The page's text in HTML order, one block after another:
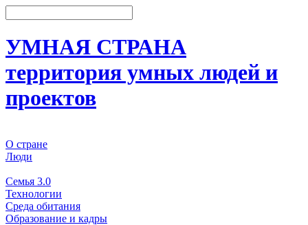
УМНАЯ СТРАНА
территория умных людей и
проектов
О стране
Люди
Семья 3.0
Технологии
Среда обитания
Образование и кадры